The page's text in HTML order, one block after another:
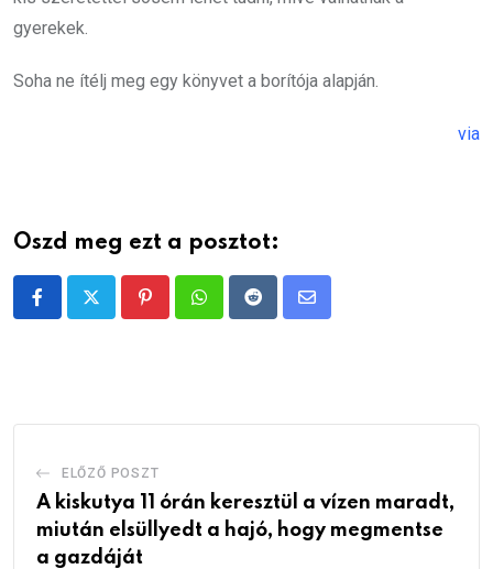
gyerekek.
Soha ne ítélj meg egy könyvet a borítója alapján.
via
Oszd meg ezt a posztot:
PinterestWhatsappRedditShare
ELŐZŐ POSZT
A kiskutya 11 órán keresztül a vízen maradt,
miután elsüllyedt a hajó, hogy megmentse
a gazdáját